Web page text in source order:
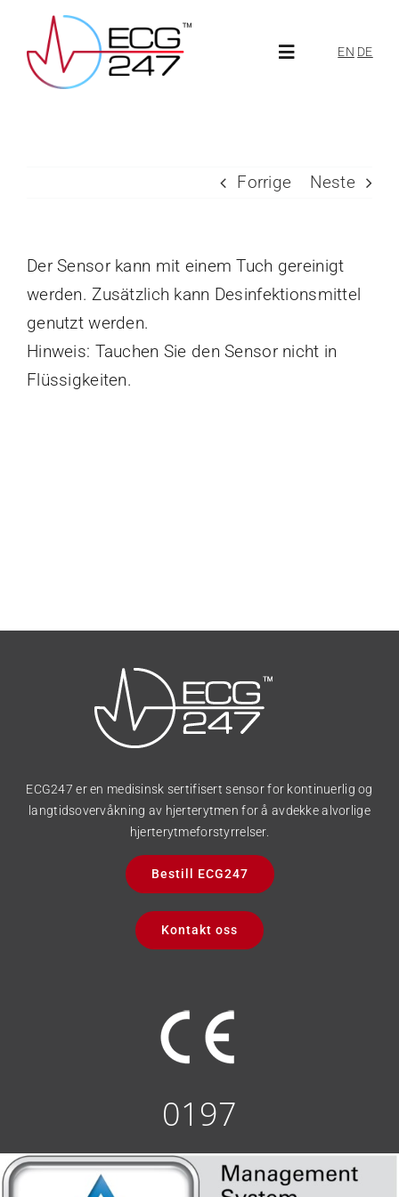
content
Toggle
ECG247-portal
EN DE
Forrige Neste
Der Sensor kann mit einem Tuch gereinigt
werden. Zusätzlich kann Desinfektionsmittel
genutzt werden.
Hinweis: Tauchen Sie den Sensor nicht in
Flüssigkeiten.
ECG247 er en medisinsk sertifisert sensor for kontinuerlig og
langtidsovervåkning av hjerterytmen for å avdekke alvorlige
hjerterytmeforstyrrelser.
Bestill ECG247
Kontakt oss
0197